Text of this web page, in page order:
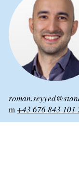
m+43 676 843 101